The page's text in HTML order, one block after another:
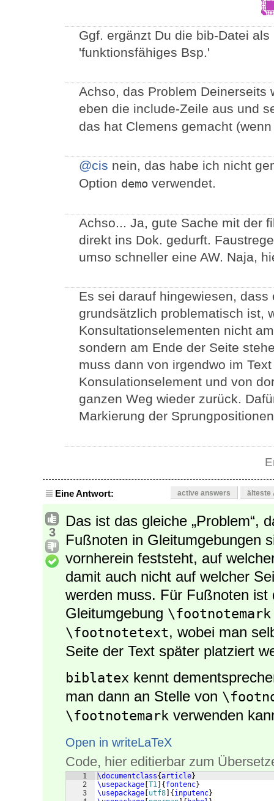
Ggf. ergänzt Du die bib-Datei
'funktionsfähiges Bsp.'
Achso, das Problem Deinerseits
eben die include-Zeile aus und
das hat Clemens gemacht
@cis nein, das habe ich nicht
Option demo verwendet.
Achso... Ja, gute Sache mit der
direkt ins Dok. gedurft.
umso schneller eine AW. Naja,
Es sei darauf hingewiesen,
grundsätzlich problematisch ist,
Konsultationselementen nicht
sondern am Ende der Seite
muss dann von irgendwo im
Konsulationselement und von
ganzen Weg wieder zurück.
Markierung der
Eine Antwort: active answers älteste
3
Das ist das gleiche „Problem“,
Fußnoten in Gleitumgebungen
vornherein feststeht, auf
damit auch nicht auf welcher
werden muss. Für Fußnoten ist
Gleitumgebung \footnotemark
\footnotetext, wobei man
Seite der Text später platziert
biblatex kennt
man dann an Stelle von
\footnotemark verwenden
Open in writeLaTeX
Code, hier editierbar zum
1
2
3
\documentclass{article}
\usepackage T1 { fontenc}
\usepackage utf8 { inputenc}